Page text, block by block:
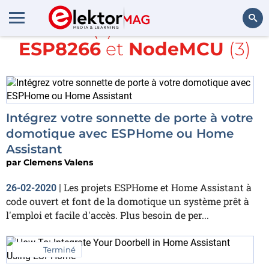
Rechercher
Article(s) avec la balise
ESP8266et NodeMCU (3)
Intégrez votre sonnette de porte à votre
domotique avec ESPHome ou Home
Assistant
par Clemens Valens
26-02-2020 | Les projets ESPHome et Home Assistant à
code ouvert et font de la domotique un système prêt à
l'emploi et facile d'accès. Plus besoin de per...
Terminé